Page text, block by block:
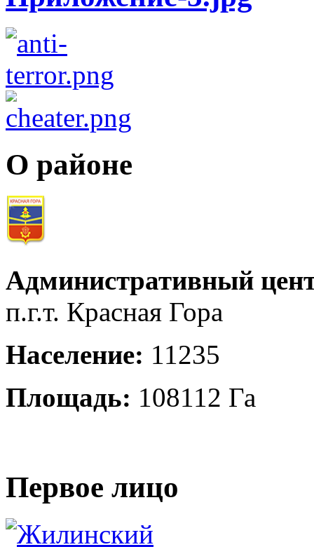
О районе
Административный
п.г.т. Красная Гора
Население: 11235
Площадь: 108112 Га
Первое лицо